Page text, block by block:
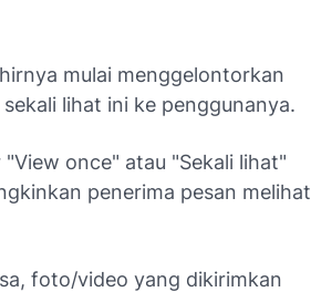
mulai menggelontorkan
lihat ini ke penggunanya.
once" atau "Sekali lihat"
penerima pesan melihat
foto/video yang dikirimkan